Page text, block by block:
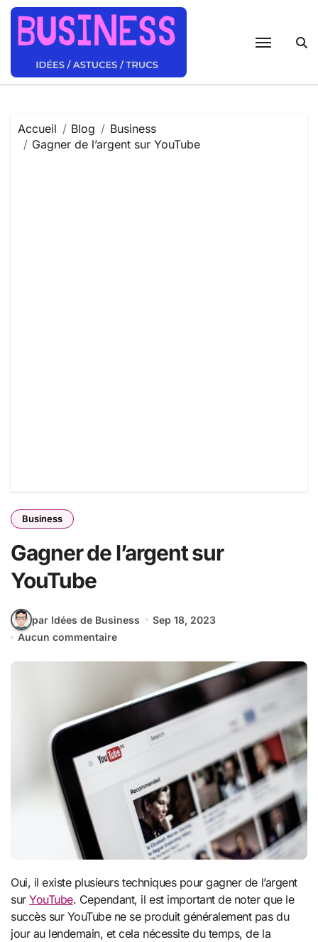
Passer
contenu
Accueil Blog
Business
Gagner de l’argent sur YouTube
Business
Gagner de l’argent sur
YouTube
par Idées de Business
Sep 18, 2023
Aucun commentaire
Oui, il existe plusieurs techniques pour gagner de l’argent
surYouTube. Cependant, il est important de noter que le
succès sur YouTube ne se produit généralement pas du
jour au lendemain, et cela nécessite du temps, de la